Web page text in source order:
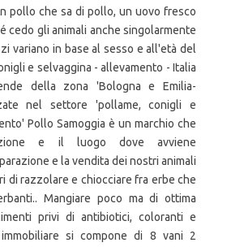
pollo che sa di pollo, un uovo fresco
cedo gli animali anche singolarmente
variano in base al sesso e all'età del
e selvaggina - allevamento - Italia
della zona 'Bologna e Emilia-
nel settore 'pollame, conigli e
Pollo Samoggia è un marchio che
e il luogo dove avviene
e la vendita dei nostri animali
di razzolare e chiocciare fra erbe che
Mangiare poco ma di ottima
privi di antibiotici, coloranti e
immobiliare si compone di 8 vani 2